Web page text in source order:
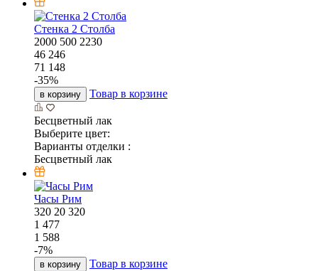
Стенка 2 Столба
2000 500 2230
46 246
71 148
-35%
в корзину Товар в корзине
Бесцветный лак
Выберите цвет:
Варианты отделки :
Бесцветный лак
Часы Рим
320 20 320
1 477
1 588
-7%
в корзину Товар в корзине